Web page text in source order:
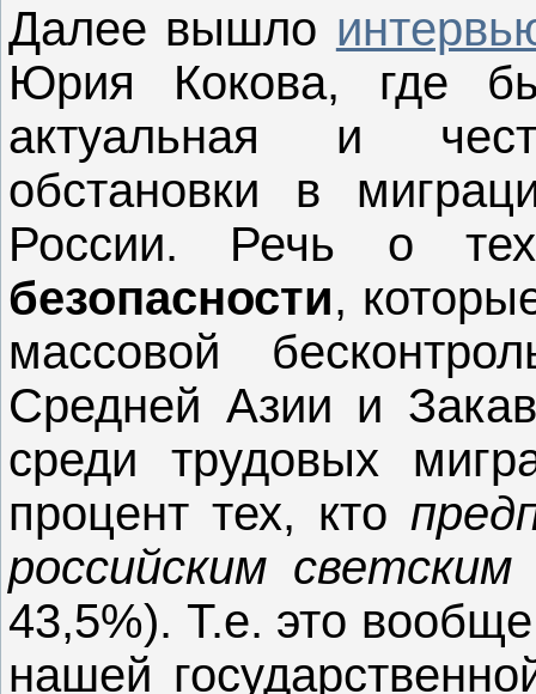
Далее вышло
Юрия Кокова, где
актуальная и
обстановки в
России. Речь о
безопасности,
массовой
Средней Азии и
среди трудовых
процент тех, кто
российским светским
43,5%). Т.е. это
нашей